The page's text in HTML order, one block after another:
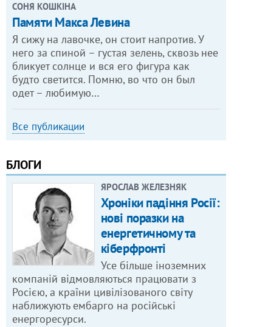
СОНЯ КОШКІНА
Памяти Макса Левина
Я сижу на лавочке, он стоит напротив. У
него за спиной – густая зелень, сквозь нее
бликует солнце и вся его фигура как
будто светится. Помню, во что он был
одет – любимую…
Все публикации
БЛОГИ
ЯРОСЛАВ ЖЕЛЕЗНЯК
Хроніки падіння Росії:
нові поразки на
енергетичному та
кіберфронті
Усе більше іноземних
компаній відмовляються працювати з
Росією, а країни цивілізованого світу
наближують ембарго на російські
енергоресурси.